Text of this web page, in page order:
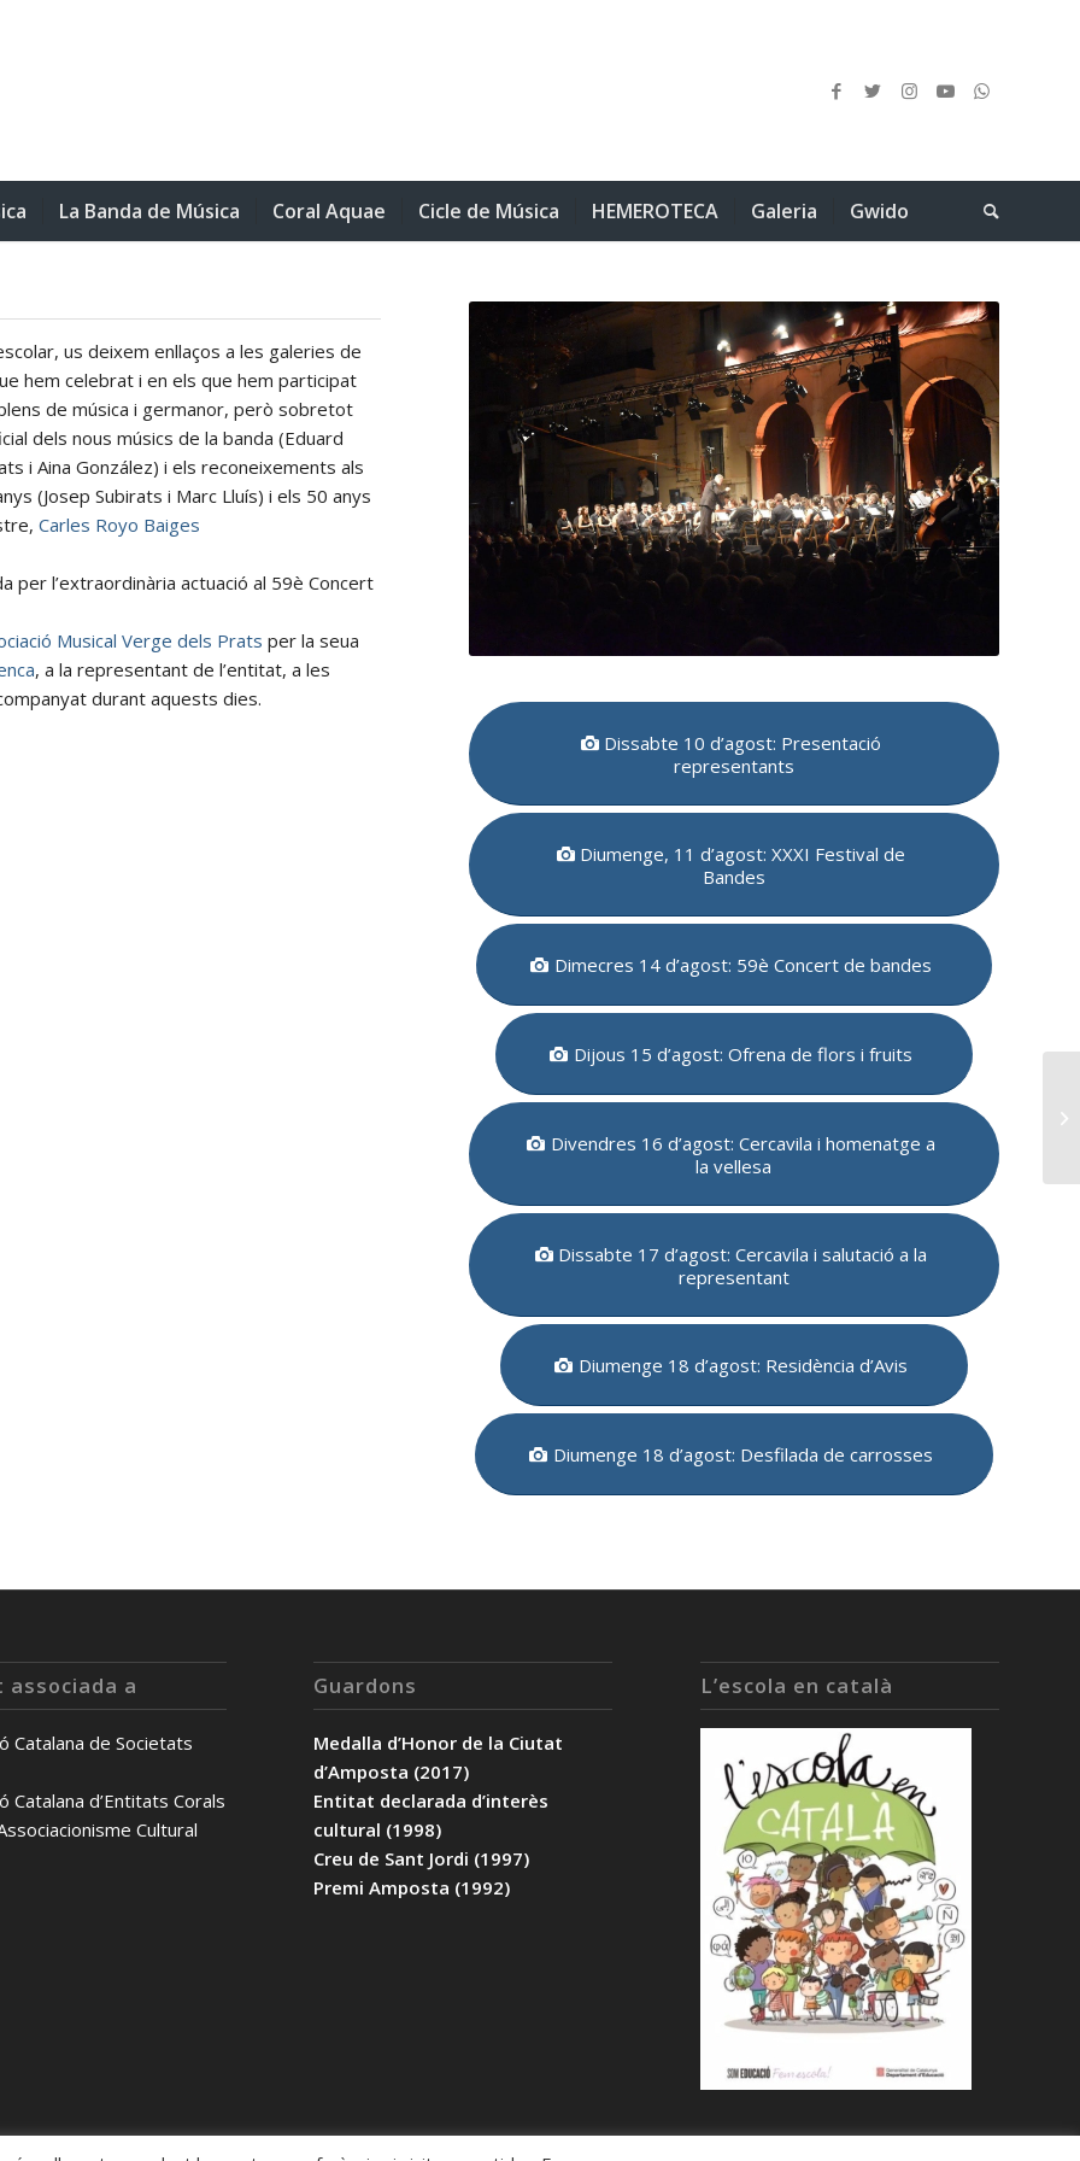
La Banda de Música Coral Aquae Cicle de Música HEMEROTECA Galeria Gwido
us deixem enllaços a les galeries de
hem celebrat i en els que hem participat
de música i germanor, però sobretot
dels nous músics de la banda (Eduard
i Aina González) i els reconeixements als
(Josep Subirats i Marc Lluís) i els 50 anys
Carles Royo Baiges
per l’extraordinària actuació al 59è Concert
Musical Verge dels Prats per la seua
, a la representant de l’entitat, a les
durant aquests dies.
Dissabte 10 d’agost: Presentació
representants
Diumenge, 11 d’agost: XXXI Festival de
Bandes
Dimecres 14 d’agost: 59è Concert de bandes
Dijous 15 d’agost: Ofrena de flors i fruits
Divendres 16 d’agost: Cercavila i homenatge a
la vellesa
Dissabte 17 d’agost: Cercavila i salutació a la
representant
Diumenge 18 d’agost: Residència d’Avis
Diumenge 18 d’agost: Desfilada de carrosses
a
Catalana de Societats
Catalana d’Entitats Corals
Cultural
Guardons
Medalla d’Honor de la Ciutat
d’Amposta (2017)
Entitat declarada d’interès
cultural (1998)
Creu de Sant Jordi (1997)
Premi Amposta (1992)
L’escola en català